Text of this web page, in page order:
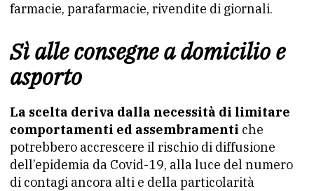
farmacie, parafarmacie, rivendite di giornali.
Sì alle consegne a domicilio e
asporto
La scelta deriva dalla necessità di limitare
comportamenti ed assembramenti che
potrebbero accrescere il rischio di diffusione
dell’epidemia da Covid-19, alla luce del numero
di contagi ancora alti e della particolarità